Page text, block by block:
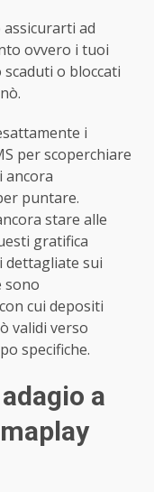
ad
ovvero i tuoi
o bloccati
i
per scoperchiare
ancora
puntare.
stare alle
gratifica
sui
sono
cui depositi
validi verso
specifiche.
a